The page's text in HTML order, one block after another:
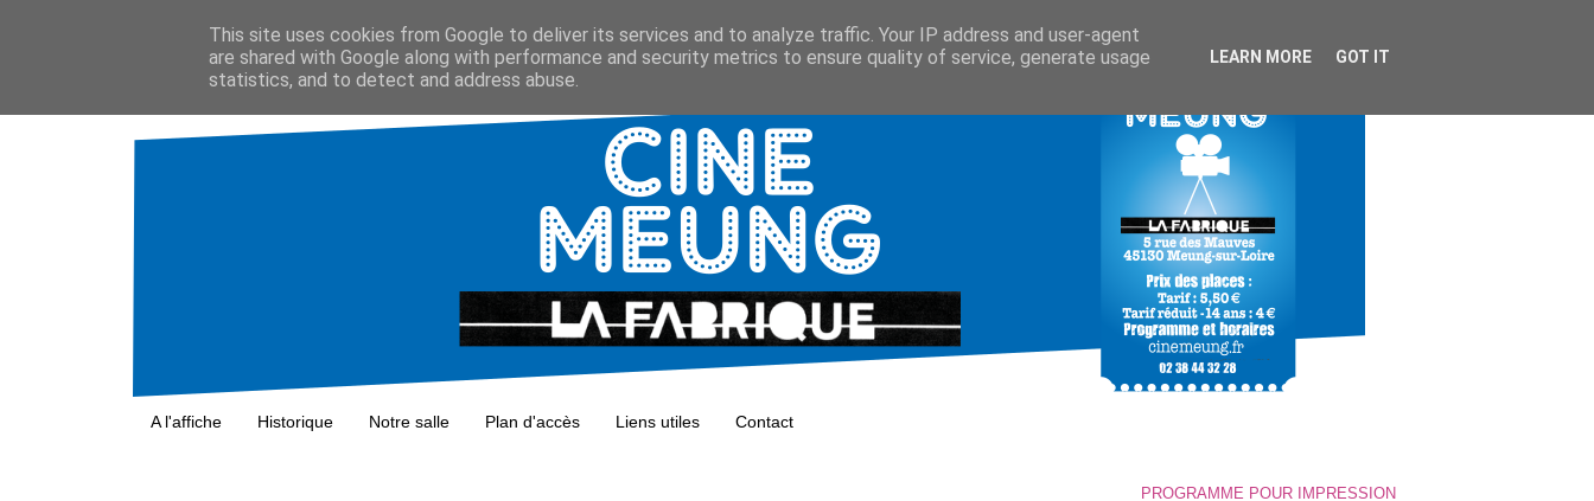
A l'affiche Historique Notre salle Plan d'accès Liens utiles Contact
PROGRAMME POUR IMPRESSION
This site uses cookies from Google to deliver its services and to analyze traffic. Your IP address and user-agent
are shared with Google along with performance and security metrics to ensure quality of service, generate usage
statistics, and to detect and address abuse.
LEARN MORE GOT IT